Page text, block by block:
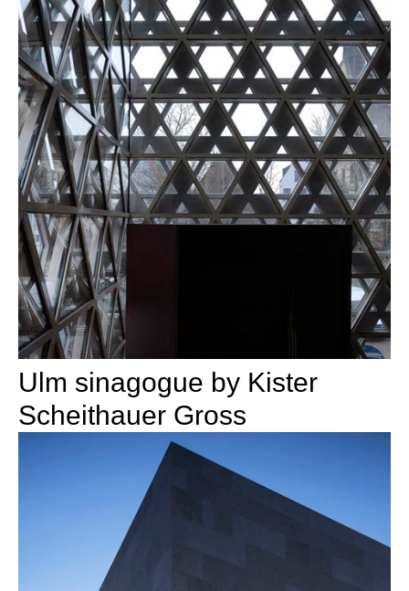
Ulm sinagogue by Kister
Scheithauer Gross